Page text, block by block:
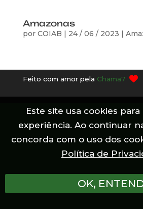
Amazonas
por COIAB 24 / 06 / 2023
Feito com amor pela Chama7
Este site usa cookies
experiência. Ao continuar
concorda com o uso dos
Política de
OK,